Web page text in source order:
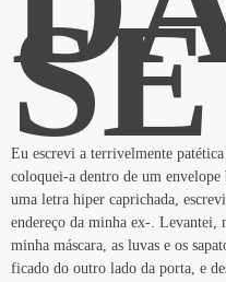
SE
Eu escrevi a terrivelmente
coloquei-a dentro de um envelope
uma letra hiper caprichada,
endereço da minha ex-. Levantei,
minha máscara, as luvas e os
ficado do outro lado da porta, e